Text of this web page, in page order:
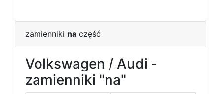
zamienniki na część
Volkswagen / Audi -
zamienniki "na"